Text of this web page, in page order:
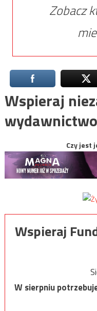
Zobacz
Wspieraj
Czy jest
Wspieraj
W sierpniu